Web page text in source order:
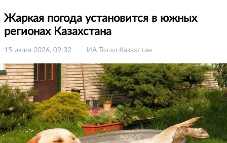
Жаркая погода установится в южных
регионах Казахстана
15 июня 2026, 09:32 ИА Тотал Казахстан